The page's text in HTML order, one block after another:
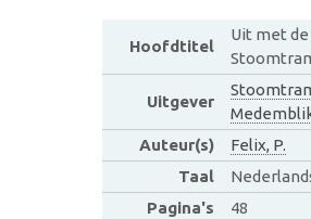
Hoofdtitel
Uit met de
Uitgever
Auteur(s)
Felix, P.
Taal
Pagina's
48